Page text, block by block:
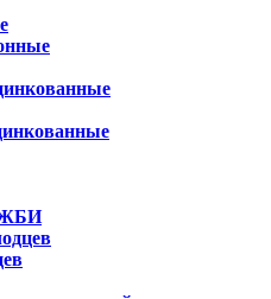
ЖБИ